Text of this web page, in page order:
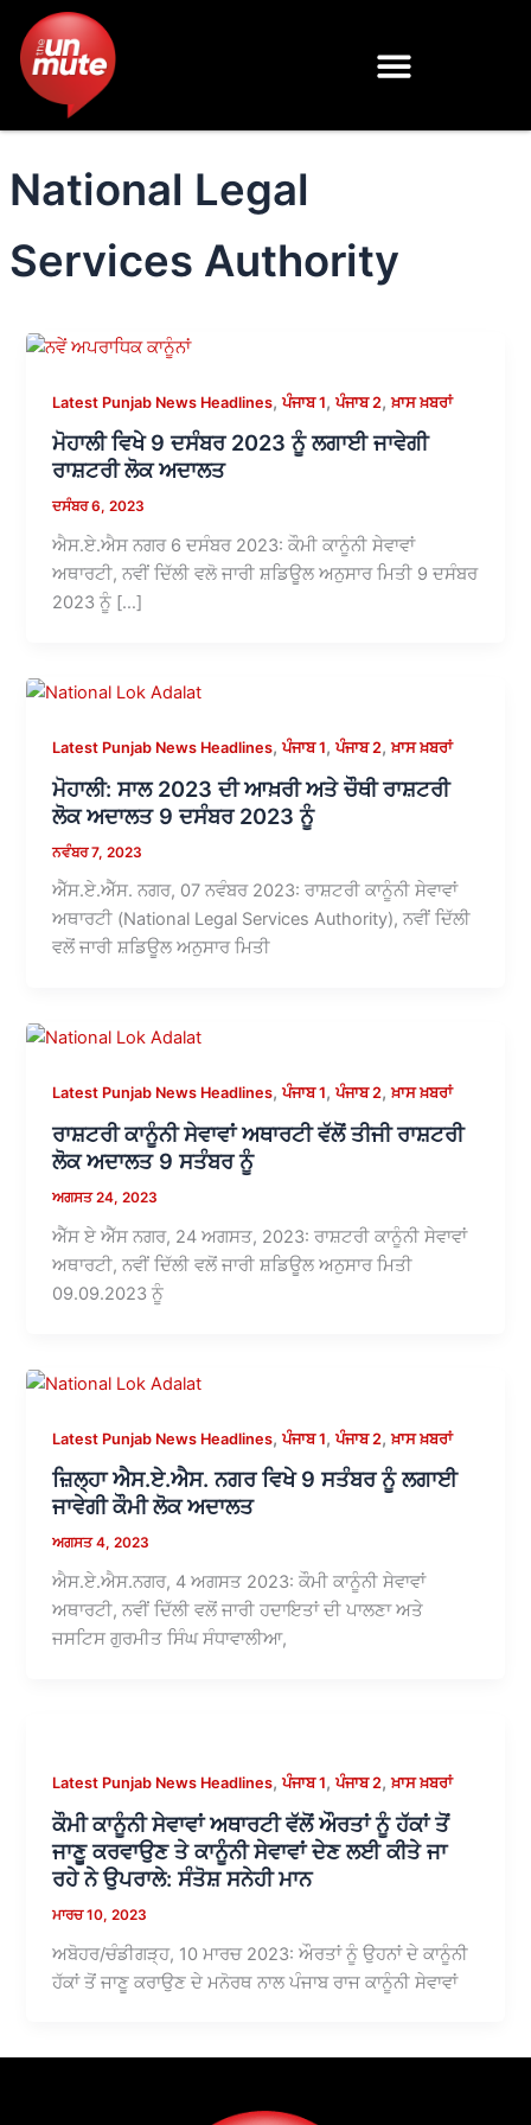
content
National Legal
Services Authority
Latest Punjab News Headlines,ਪੰਜਾਬ 1,ਪੰਜਾਬ 2,ਖ਼ਾਸ ਖ਼ਬਰਾਂ
ਮੋਹਾਲੀ ਵਿਖੇ 9 ਦਸੰਬਰ 2023 ਨੂੰ ਲਗਾਈ ਜਾਵੇਗੀ
ਰਾਸ਼ਟਰੀ ਲੋਕ ਅਦਾਲਤ
ਦਸੰਬਰ 6, 2023
ਐਸ.ਏ.ਐਸ ਨਗਰ 6 ਦਸੰਬਰ 2023: ਕੌਮੀ ਕਾਨੂੰਨੀ ਸੇਵਾਵਾਂ
ਅਥਾਰਟੀ, ਨਵੀਂ ਦਿੱਲੀ ਵਲੋ ਜਾਰੀ ਸ਼ਡਿਊਲ ਅਨੁਸਾਰ ਮਿਤੀ 9 ਦਸੰਬਰ
2023 ਨੂੰ […]
Latest Punjab News Headlines,ਪੰਜਾਬ 1,ਪੰਜਾਬ 2,ਖ਼ਾਸ ਖ਼ਬਰਾਂ
ਮੋਹਾਲੀ: ਸਾਲ 2023 ਦੀ ਆਖ਼ਰੀ ਅਤੇ ਚੌਥੀ ਰਾਸ਼ਟਰੀ
ਲੋਕ ਅਦਾਲਤ 9 ਦਸੰਬਰ 2023 ਨੂੰ
ਨਵੰਬਰ 7, 2023
ਐੱਸ.ਏ.ਐੱਸ. ਨਗਰ, 07 ਨਵੰਬਰ 2023: ਰਾਸ਼ਟਰੀ ਕਾਨੂੰਨੀ ਸੇਵਾਵਾਂ
ਅਥਾਰਟੀ (National Legal Services Authority), ਨਵੀਂ ਦਿੱਲੀ
ਵਲੋਂ ਜਾਰੀ ਸ਼ਡਿਊਲ ਅਨੁਸਾਰ ਮਿਤੀ
Latest Punjab News Headlines,ਪੰਜਾਬ 1,ਪੰਜਾਬ 2,ਖ਼ਾਸ ਖ਼ਬਰਾਂ
ਰਾਸ਼ਟਰੀ ਕਾਨੂੰਨੀ ਸੇਵਾਵਾਂ ਅਥਾਰਟੀ ਵੱਲੋਂ ਤੀਜੀ ਰਾਸ਼ਟਰੀ
ਲੋਕ ਅਦਾਲਤ 9 ਸਤੰਬਰ ਨੂੰ
ਅਗਸਤ 24, 2023
ਐੱਸ ਏ ਐੱਸ ਨਗਰ, 24 ਅਗਸਤ, 2023: ਰਾਸ਼ਟਰੀ ਕਾਨੂੰਨੀ ਸੇਵਾਵਾਂ
ਅਥਾਰਟੀ, ਨਵੀਂ ਦਿੱਲੀ ਵਲੋਂ ਜਾਰੀ ਸ਼ਡਿਊਲ ਅਨੁਸਾਰ ਮਿਤੀ
09.09.2023 ਨੂੰ
Latest Punjab News Headlines,ਪੰਜਾਬ 1,ਪੰਜਾਬ 2,ਖ਼ਾਸ ਖ਼ਬਰਾਂ
ਜ਼ਿਲ੍ਹਾ ਐਸ.ਏ.ਐਸ. ਨਗਰ ਵਿਖੇ 9 ਸਤੰਬਰ ਨੂੰ ਲਗਾਈ
ਜਾਵੇਗੀ ਕੌਮੀ ਲੋਕ ਅਦਾਲਤ
ਅਗਸਤ 4, 2023
ਐਸ.ਏ.ਐਸ.ਨਗਰ, 4 ਅਗਸਤ 2023: ਕੌਮੀ ਕਾਨੂੰਨੀ ਸੇਵਾਵਾਂ
ਅਥਾਰਟੀ, ਨਵੀਂ ਦਿੱਲੀ ਵਲੋਂ ਜਾਰੀ ਹਦਾਇਤਾਂ ਦੀ ਪਾਲਣਾ ਅਤੇ
ਜਸਟਿਸ ਗੁਰਮੀਤ ਸਿੰਘ ਸੰਧਾਵਾਲੀਆ,
Latest Punjab News Headlines,ਪੰਜਾਬ 1,ਪੰਜਾਬ 2,ਖ਼ਾਸ ਖ਼ਬਰਾਂ
ਕੌਮੀ ਕਾਨੂੰਨੀ ਸੇਵਾਵਾਂ ਅਥਾਰਟੀ ਵੱਲੋਂ ਔਰਤਾਂ ਨੂੰ ਹੱਕਾਂ ਤੋਂ
ਜਾਣੂ ਕਰਵਾਉਣ ਤੇ ਕਾਨੂੰਨੀ ਸੇਵਾਵਾਂ ਦੇਣ ਲਈ ਕੀਤੇ ਜਾ
ਰਹੇ ਨੇ ਉਪਰਾਲੇ: ਸੰਤੋਸ਼ ਸਨੇਹੀ ਮਾਨ
ਮਾਰਚ 10, 2023
ਅਬੋਹਰ/ਚੰਡੀਗੜ੍ਹ, 10 ਮਾਰਚ 2023: ਔਰਤਾਂ ਨੂੰ ਉਹਨਾਂ ਦੇ ਕਾਨੂੰਨੀ
ਹੱਕਾਂ ਤੋਂ ਜਾਣੂ ਕਰਾਉਣ ਦੇ ਮਨੋਰਥ ਨਾਲ ਪੰਜਾਬ ਰਾਜ ਕਾਨੂੰਨੀ ਸੇਵਾਵਾਂ